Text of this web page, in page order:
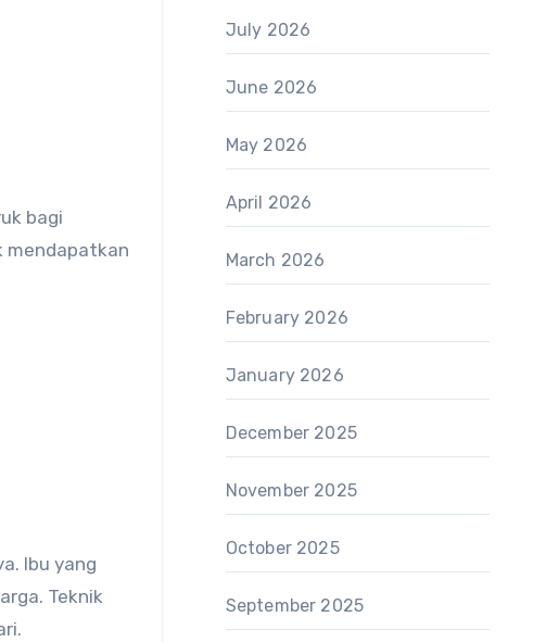
bagi
mendapatkan
Ibu yang
Teknik
July 2026
June 2026
May 2026
April 2026
March 2026
February 2026
January 2026
December 2025
November 2025
October 2025
September 2025